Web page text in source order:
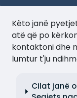
Këto janë
atë që po
kontaktoni dhe
lumtur t'ju
Cilat janë